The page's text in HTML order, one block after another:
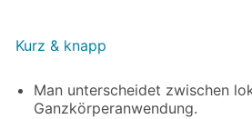
Kurz & knapp
Man unterscheidet zwischen
Ganzkörperanwendung.